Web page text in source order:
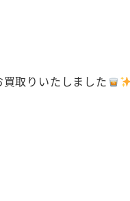
取りいたしました